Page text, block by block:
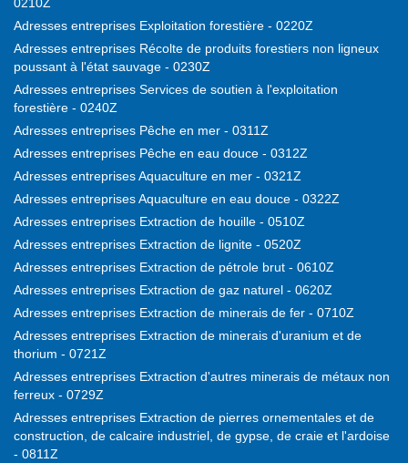
Adresses entreprises Exploitation forestière - 0220Z
Adresses entreprises Récolte de produits forestiers non ligneux
poussant à l'état sauvage - 0230Z
Adresses entreprises Services de soutien à l'exploitation
forestière - 0240Z
Adresses entreprises Pêche en mer - 0311Z
Adresses entreprises Pêche en eau douce - 0312Z
Adresses entreprises Aquaculture en mer - 0321Z
Adresses entreprises Aquaculture en eau douce - 0322Z
Adresses entreprises Extraction de houille - 0510Z
Adresses entreprises Extraction de lignite - 0520Z
Adresses entreprises Extraction de pétrole brut - 0610Z
Adresses entreprises Extraction de gaz naturel - 0620Z
Adresses entreprises Extraction de minerais de fer - 0710Z
Adresses entreprises Extraction de minerais d'uranium et de
thorium - 0721Z
Adresses entreprises Extraction d'autres minerais de métaux non
ferreux - 0729Z
Adresses entreprises Extraction de pierres ornementales et de
construction, de calcaire industriel, de gypse, de craie et l'ardoise
- 0811Z